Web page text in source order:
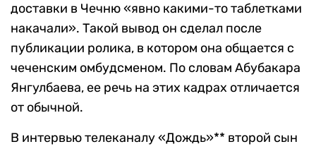
доставки в Чечню «явно какими-то таблетками
накачали». Такой вывод он сделал после
публикации ролика, в котором она общается с
чеченским омбудсменом. По словам Абубакара
Янгулбаева, ее речь на этих кадрах отличается
от обычной.
В интервью телеканалу «Дождь»** второй сын